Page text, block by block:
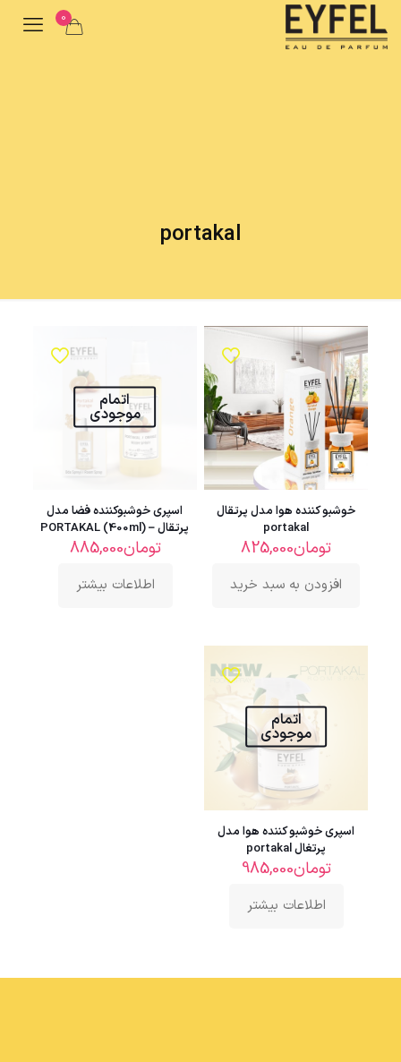
0
portakal
خوشبو کننده هوا مدل پرتقال
portakal
تومان825,000
افزودن به سبد خرید
اتمام
موجودی
اسپری خوشبوکننده فضا مدل
پرتقال – PORTAKAL (400ml)
تومان885,000
اطلاعات بیشتر
اتمام
موجودی
اسپری خوشبو کننده هوا مدل
پرتغال portakal
تومان985,000
اطلاعات بیشتر